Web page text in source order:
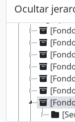
Ocultar
[Record